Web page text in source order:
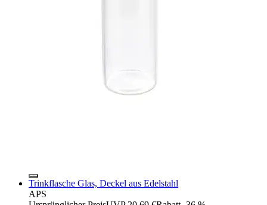
Trinkflasche Glas, Deckel aus Edelstahl
APS